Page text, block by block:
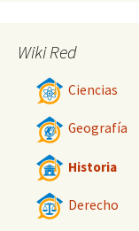
Wiki Red
Ciencias
Geografía
Historia
Derecho